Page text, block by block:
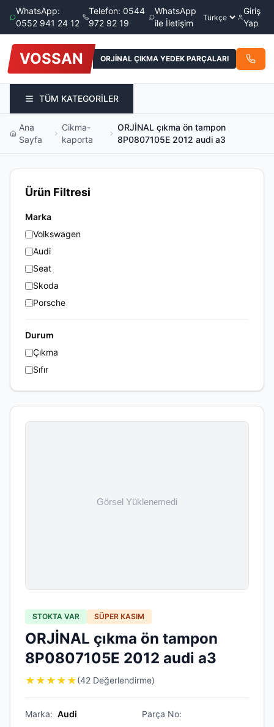
WhatsApp:
0552 941 24 12
Telefon: 0544
972 92 19
WhatsApp
ile İletişim
Giriş
Yap
VOSSAN ORJİNAL ÇIKMA YEDEK PARÇALARI
TÜM KATEGORİLER
Ana
Sayfa
Cikma-
kaporta
ORJİNAL çıkma ön tampon
8P0807105E 2012 audi a3
Ürün Filtresi
Marka
Volkswagen
Audi
Seat
Skoda
Porsche
Durum
Çıkma
Sıfır
STOKTA VAR SÜPER KASIM
ORJİNAL çıkma ön tampon
8P0807105E 2012 audi a3
★ ★ ★ ★ ★(42 Değerlendirme)
Marka: Audi Parça No: